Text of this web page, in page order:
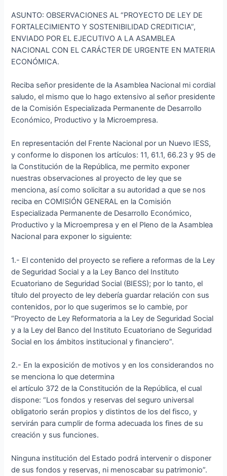
ASUNTO: OBSERVACIONES AL “PROYECTO DE LEY DE
FORTALECIMIENTO Y SOSTENIBILIDAD CREDITICIA”,
ENVIADO POR EL EJECUTIVO A LA ASAMBLEA
NACIONAL CON EL CARÁCTER DE URGENTE EN MATERIA
ECONÓMICA.
Reciba señor presidente de la Asamblea Nacional mi cordial
saludo, el mismo que lo hago extensivo al señor presidente
de la Comisión Especializada Permanente de Desarrollo
Económico, Productivo y la Microempresa.
En representación del Frente Nacional por un Nuevo IESS,
y conforme lo disponen los artículos: 11, 61.1, 66.23 y 95 de
la Constitución de la República, me permito exponer
nuestras observaciones al proyecto de ley que se
menciona, así como solicitar a su autoridad a que se nos
reciba en COMISIÓN GENERAL en la Comisión
Especializada Permanente de Desarrollo Económico,
Productivo y la Microempresa y en el Pleno de la Asamblea
Nacional para exponer lo siguiente:
1.- El contenido del proyecto se refiere a reformas de la Ley
de Seguridad Social y a la Ley Banco del Instituto
Ecuatoriano de Seguridad Social (BIESS); por lo tanto, el
título del proyecto de ley debería guardar relación con sus
contenidos, por lo que sugerimos se lo cambie, por
“Proyecto de Ley Reformatoria a la Ley de Seguridad Social
y a la Ley del Banco del Instituto Ecuatoriano de Seguridad
Social en los ámbitos institucional y financiero”.
2.- En la exposición de motivos y en los considerandos no
se menciona lo que determina
el artículo 372 de la Constitución de la República, el cual
dispone: “Los fondos y reservas del seguro universal
obligatorio serán propios y distintos de los del fisco, y
servirán para cumplir de forma adecuada los fines de su
creación y sus funciones.
Ninguna institución del Estado podrá intervenir o disponer
de sus fondos y reservas, ni menoscabar su patrimonio”.